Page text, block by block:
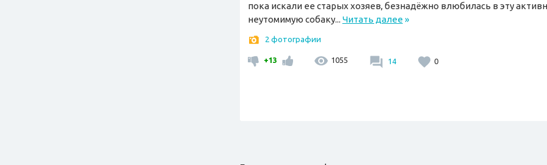
пока искали ее старых хозяев, безнадёжно влюбилась в эту
неутомимую собаку... Читать далее»
2 фотографии
+13 1055 14 0